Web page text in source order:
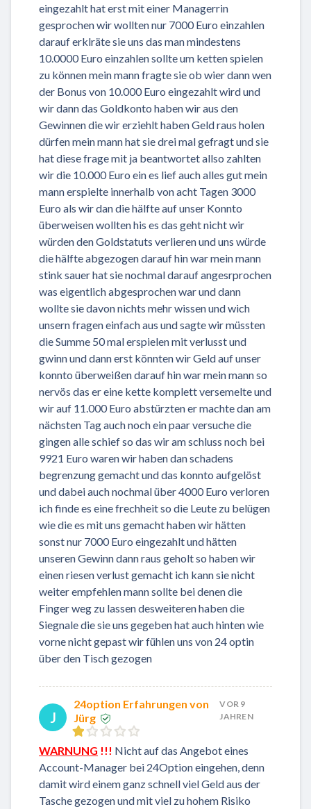
eingezahlt hat erst mit einer Managerrin
gesprochen wir wollten nur 7000 Euro einzahlen
darauf erklräte sie uns das man mindestens
10.0000 Euro einzahlen sollte um ketten spielen
zu können mein mann fragte sie ob wier dann wen
der Bonus von 10.000 Euro eingezahlt wird und
wir dann das Goldkonto haben wir aus den
Gewinnen die wir erziehlt haben Geld raus holen
dürfen mein mann hat sie drei mal gefragt und sie
hat diese frage mit ja beantwortet allso zahlten
wir die 10.000 Euro ein es lief auch alles gut mein
mann erspielte innerhalb von acht Tagen 3000
Euro als wir dan die hälfte auf unser Konnto
überweisen wollten his es das geht nicht wir
würden den Goldstatuts verlieren und uns würde
die hälfte abgezogen darauf hin war mein mann
stink sauer hat sie nochmal darauf angesrprochen
was eigentlich abgesprochen war und dann
wollte sie davon nichts mehr wissen und wich
unsern fragen einfach aus und sagte wir müssten
die Summe 50 mal erspielen mit verlusst und
gwinn und dann erst könnten wir Geld auf unser
konnto überweißen darauf hin war mein mann so
nervös das er eine kette komplett versemelte und
wir auf 11.000 Euro abstürzten er machte dan am
nächsten Tag auch noch ein paar versuche die
gingen alle schief so das wir am schluss noch bei
9921 Euro waren wir haben dan schadens
begrenzung gemacht und das konnto aufgelöst
und dabei auch nochmal über 4000 Euro verloren
ich finde es eine frechheit so die Leute zu belügen
wie die es mit uns gemacht haben wir hätten
sonst nur 7000 Euro eingezahlt und hätten
unseren Gewinn dann raus geholt so haben wir
einen riesen verlust gemacht ich kann sie nicht
weiter empfehlen mann sollte bei denen die
Finger weg zu lassen desweiteren haben die
Siegnale die sie uns gegeben hat auch hinten wie
vorne nicht gepast wir fühlen uns von 24 optin
über den Tisch gezogen
J
24option Erfahrungen von
Jürg
VOR 9
JAHREN
WARNUNG !!! Nicht auf das Angebot eines
Account-Manager bei 24Option eingehen, denn
damit wird einem ganz schnell viel Geld aus der
Tasche gezogen und mit viel zu hohem Risiko